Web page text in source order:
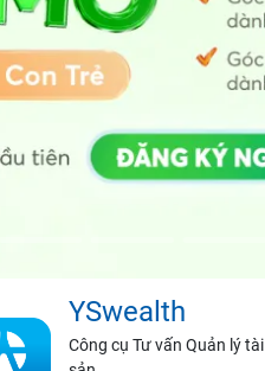
YSwealth
Công cụ Tư vấn Quản lý tài